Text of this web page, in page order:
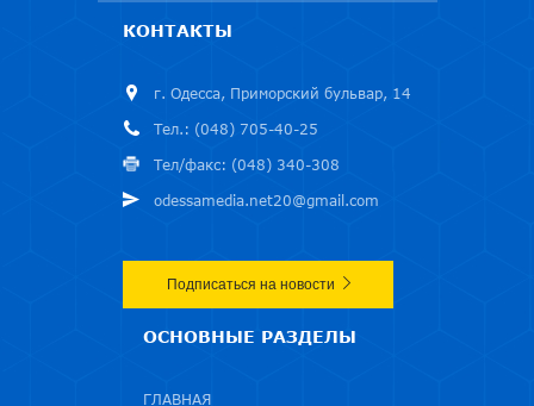
КОНТАКТЫ
г. Одесса, Приморский бульвар, 14
Тел.: (048) 705-40-25
Тел/факс: (048) 340-308
odessamedia.net20@gmail.com
Подписаться на новости
ОСНОВНЫЕ РАЗДЕЛЫ
ГЛАВНАЯ